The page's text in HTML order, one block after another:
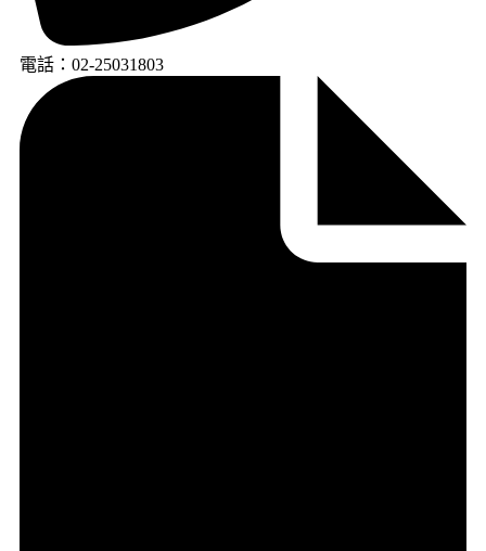
電話：02-25031803